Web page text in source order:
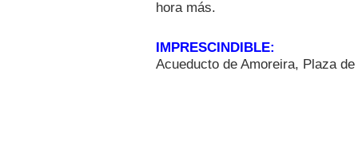
hora más.
IMPRESCINDIBLE:
Acueducto de Amoreira, Plaza